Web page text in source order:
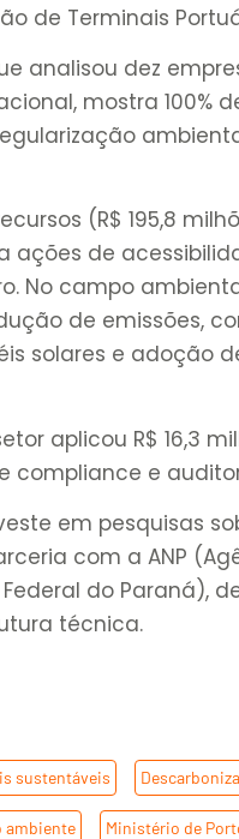
de Terminais
analisou dez
mostra 100%
(R$ 195,8
ações de
No campo
de emissões,
solares e adoção
aplicou R$ 16,3
compliance e
em pesquisas
com a ANP
Federal do Paraná),
técnica.
sustentáveis
ambiente Ministério de